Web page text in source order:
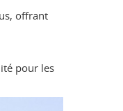
offrant
pour les